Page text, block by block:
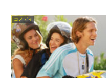
コメディ